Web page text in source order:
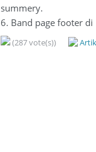
summery.
6. Band page footer
(287 vote(s))